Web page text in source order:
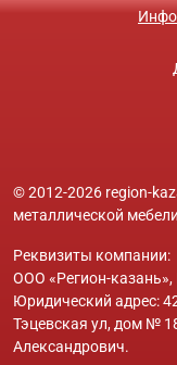
© 2012-2026 region-
металлической
Реквизиты компании:
ООО «Регион-
Юридический адрес:
Тэцевская ул, дом №
Александрович.